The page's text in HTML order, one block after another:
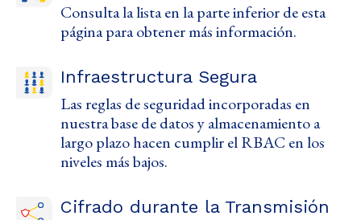
Consulta la lista en la parte inferior de esta
página para obtener más información.
Infraestructura Segura
Las reglas de seguridad incorporadas en
nuestra base de datos y almacenamiento a
largo plazo hacen cumplir el RBAC en los
niveles más bajos.
Cifrado durante la Transmisión